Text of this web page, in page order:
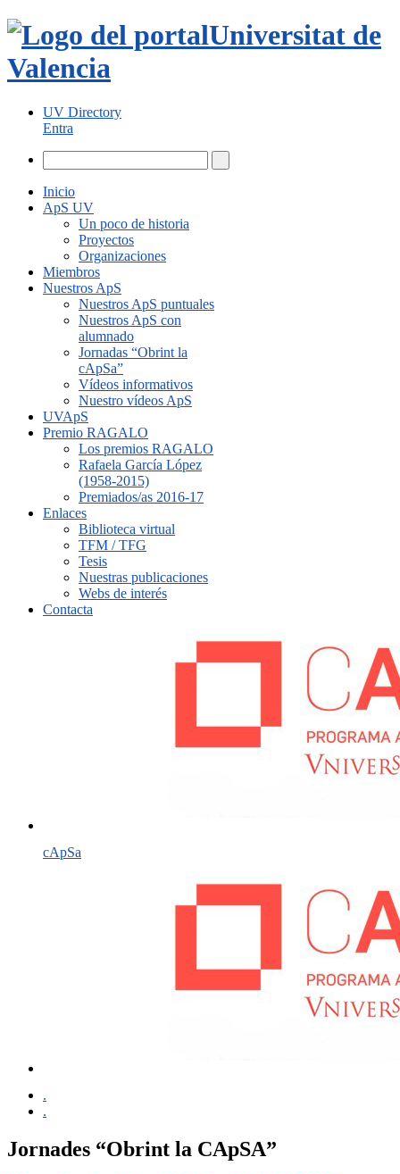
Universitat de
Valencia
UV Directory
Entra
Inicio
ApS UV
Un poco de historia
Proyectos
Organizaciones
Miembros
Nuestros ApS
Nuestros ApS puntuales
Nuestros ApS con
alumnado
Jornadas “Obrint la
cApSa”
Vídeos informativos
Nuestro vídeos ApS
UVApS
Premio RAGALO
Los premios RAGALO
Rafaela García López
(1958-2015)
Premiados/as 2016-17
Enlaces
Biblioteca virtual
TFM / TFG
Tesis
Nuestras publicaciones
Webs de interés
Contacta
cApSa
.
.
Jornades “Obrint la CApSA”